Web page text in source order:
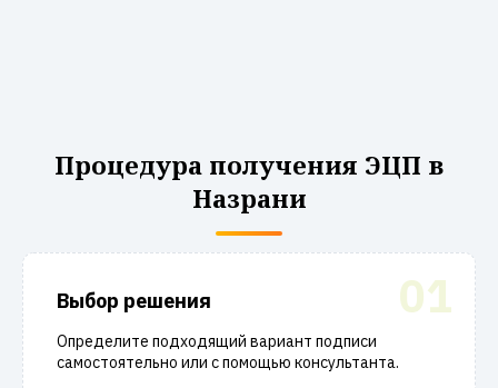
Процедура получения ЭЦП в
Назрани
01
Выбор решения
Определите подходящий вариант подписи
самостоятельно или с помощью консультанта.